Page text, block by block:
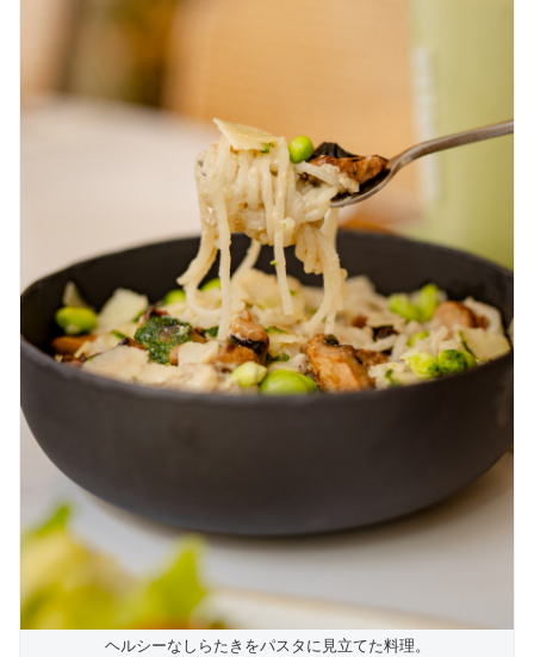
ヘルシーなしらたきをパスタに見立てた料理。